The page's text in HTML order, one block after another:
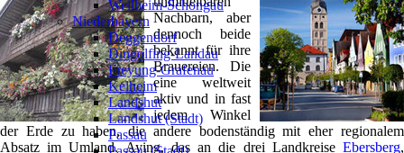
Nachbarn, aber
dennoch beide
bekannt für ihre
Brauereien. Die
eine weltweit
aktiv und in fast
jedem Winkel
der Erde zu haben, die andere bodenständig mit eher regionalem
Absatz im Umland. Aying, das an die drei Landkreise Ebersberg,
Weilheim-Schongau
Niederbayern
❯
Deggendorf
Dingolfing-Landau
Freyung-Grafenau
Kelheim
Landshut
Landshut (Stadt)
Passau